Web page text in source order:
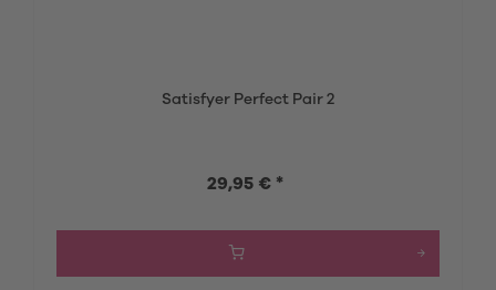
Satisfyer Perfect Pair 2
29,95 € *